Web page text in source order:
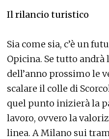
Il rilancio turistico
Sia come sia, c’è un
Opicina. Se tutto andrà
dell’anno prossimo le
scalare il colle di
quel punto inizierà la
lavoro, ovvero la
linea. A Milano sui